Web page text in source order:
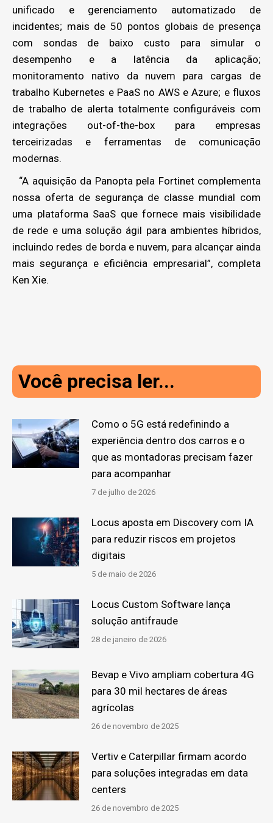
unificado e gerenciamento automatizado de
incidentes; mais de 50 pontos globais de presença
com sondas de baixo custo para simular o
desempenho e a latência da aplicação;
monitoramento nativo da nuvem para cargas de
trabalho Kubernetes e PaaS no AWS e Azure; e fluxos
de trabalho de alerta totalmente configuráveis ​​com
integrações out-of-the-box para empresas
terceirizadas e ferramentas de comunicação
modernas.
“A aquisição da Panopta pela Fortinet complementa
nossa oferta de segurança de classe mundial com
uma plataforma SaaS que fornece mais visibilidade
de rede e uma solução ágil para ambientes híbridos,
incluindo redes de borda e nuvem, para alcançar ainda
mais segurança e eficiência empresarial”, completa
Ken Xie.
Você precisa ler...
Como o 5G está redefinindo a
experiência dentro dos carros e o
que as montadoras precisam fazer
para acompanhar
7 de julho de 2026
Locus aposta em Discovery com IA
para reduzir riscos em projetos
digitais
5 de maio de 2026
Locus Custom Software lança
solução antifraude
28 de janeiro de 2026
Bevap e Vivo ampliam cobertura 4G
para 30 mil hectares de áreas
agrícolas
26 de novembro de 2025
Vertiv e Caterpillar firmam acordo
para soluções integradas em data
centers
26 de novembro de 2025